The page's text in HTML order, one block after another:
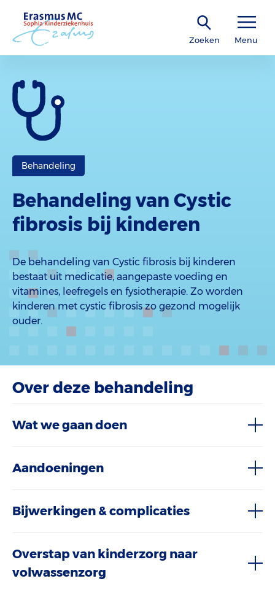
Zoeken Menu
Behandeling
Behandeling van Cystic
fibrosis bij kinderen
De behandeling van Cystic fibrosis bij kinderen
bestaat uit medicatie, aangepaste voeding en
vitamines, leefregels en fysiotherapie. Zo worden
kinderen met cystic fibrosis zo gezond mogelijk
ouder.
Over deze behandeling
Wat we gaan doen
Aandoeningen
Bijwerkingen & complicaties
Overstap van kinderzorg naar
volwassenzorg